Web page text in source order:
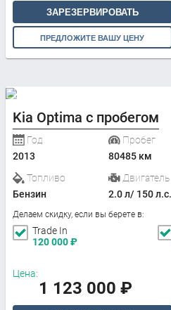
ЗАРЕЗЕРВИРОВАТЬ
ПРЕДЛОЖИТЕ ВАШУ ЦЕНУ
Kia Optima с пробегом
Год
2013
Пробег
80485 км
Топливо
Бензин
Двигатель
2.0 л/ 150 л.с.
Делаем скидку, если вы берете в:
Trade In
120 000₽
Цена:
1 123 000 ₽